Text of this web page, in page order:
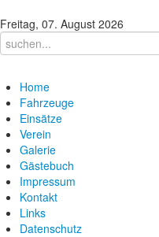
Freitag, 07. August 2026
Home
Fahrzeuge
Einsätze
Verein
Galerie
Gästebuch
Impressum
Kontakt
Links
Datenschutz